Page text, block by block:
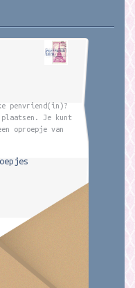
penvriend(in)?
Je kunt
oproepje van